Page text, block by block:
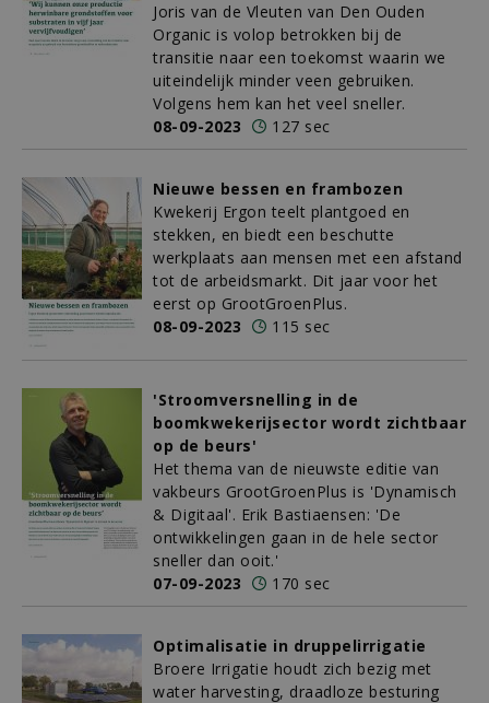
Joris van de Vleuten van Den Ouden
Organic is volop betrokken bij de
transitie naar een toekomst waarin we
uiteindelijk minder veen gebruiken.
Volgens hem kan het veel sneller.
08-09-2023
127 sec
Nieuwe bessen en frambozen
Kwekerij Ergon teelt plantgoed en
stekken, en biedt een beschutte
werkplaats aan mensen met een afstand
tot de arbeidsmarkt. Dit jaar voor het
eerst op GrootGroenPlus.
08-09-2023
115 sec
'Stroomversnelling in de
boomkwekerijsector wordt zichtbaar
op de beurs'
Het thema van de nieuwste editie van
vakbeurs GrootGroenPlus is 'Dynamisch
& Digitaal'. Erik Bastiaensen: 'De
ontwikkelingen gaan in de hele sector
sneller dan ooit.'
07-09-2023
170 sec
Optimalisatie in druppelirrigatie
Broere Irrigatie houdt zich bezig met
water harvesting, draadloze besturing